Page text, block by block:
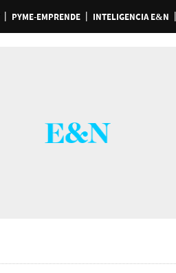
PYME-EMPRENDE INTELIGENCIA E&N